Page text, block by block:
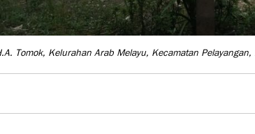
Tomok, Kelurahan Arab Melayu, Kecamatan